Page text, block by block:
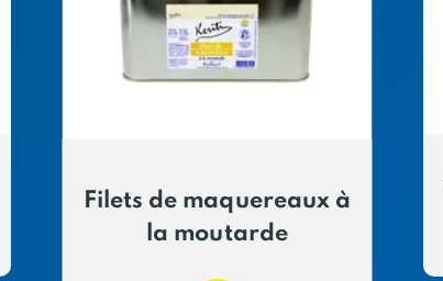
Filets de maquereaux à
la moutarde